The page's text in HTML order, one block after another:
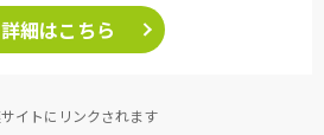
詳細はこちら
イトにリンクされます